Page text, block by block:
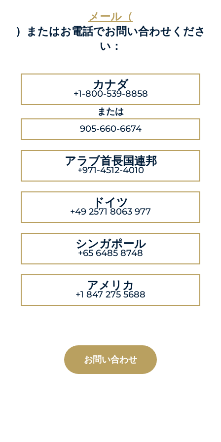
メール（
）またはお電話でお問い合わせくださ
い：
カナダ
+1-800-539-8858
または
905-660-6674
アラブ首長国連邦
+971-4512-4010
ドイツ
+49 2571 8063 977
シンガポール
+65 6485 8748
アメリカ
+1 847 275 5688
お問い合わせ